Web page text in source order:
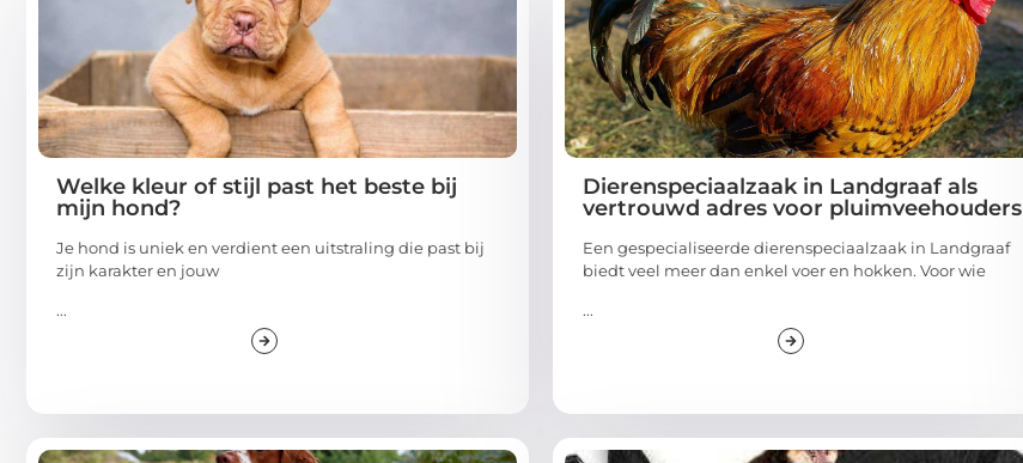
Welke kleur of stijl past het beste bij
mijn hond?
Je hond is uniek en verdient een uitstraling die past bij
zijn karakter en jouw
...
Dierenspeciaalzaak in Landgraaf als
vertrouwd adres voor pluimveehouders
Een gespecialiseerde dierenspeciaalzaak in Landgraaf
biedt veel meer dan enkel voer en hokken. Voor wie
...